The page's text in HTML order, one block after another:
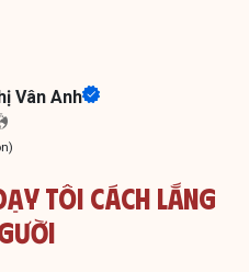
Vân Anh
Tôi Cách Lắng